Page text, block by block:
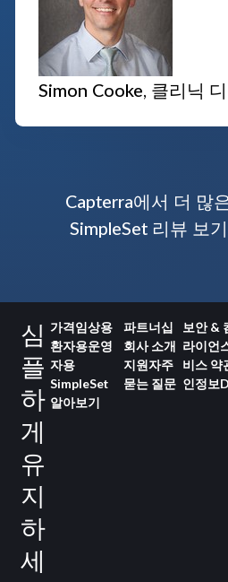
Simon Cooke, 클리닉
Capterra에서 더 많
SimpleSet 리뷰 보기
심
플
하
게
유
지
하
세
가격임상용
환자용운영
자용
SimpleSet
알아보기
파트너십
회사 소개
지원자주
묻는 질문
보안 &
라이언
비스 약
인정보